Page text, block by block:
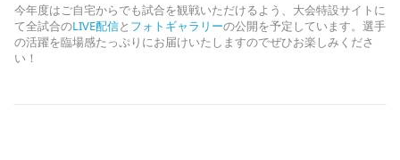
今年度はご自宅からでも試合を観戦いただけるよう、大会特設サイトに
て全試合のLIVE配信と フォトギャラリーの公開を予定しています。選手
の活躍を臨場感たっぷりにお届けいたしますのでぜひお楽しみくださ
い！